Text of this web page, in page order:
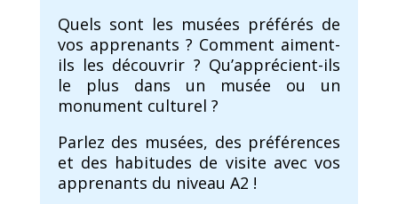
Quels sont les musées préférés de
vos apprenants ? Comment aiment-
ils les découvrir ? Qu’apprécient-ils
le plus dans un musée ou un
monument culturel ?
Parlez des musées, des préférences
et des habitudes de visite avec vos
apprenants du niveau A2 !